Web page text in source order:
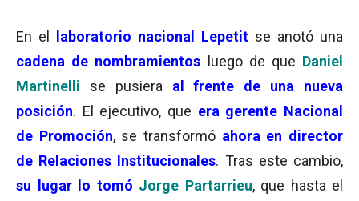
En el laboratorio nacional Lepetit se anotó una
cadena de nombramientos luego de que Daniel
Martinelli se pusiera al frente de una nueva
posición. El ejecutivo, que era gerente Nacional
de Promoción, se transformó ahora en director
de Relaciones Institucionales. Tras este cambio,
su lugar lo tomó Jorge Partarrieu, que hasta el